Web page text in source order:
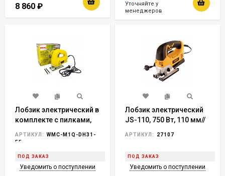
8 860 ₽
Уточняйте у
менеджеров
Лобзик электрический в
комплекте с пилками,
ход/мин,глубина
стали-20мм)
АРТИКУЛ:
WMC-M1Q-DH31-
55
ПОД ЗАКАЗ
Уведомить о поступлении
Лобзик электрический
JS-110, 750 Вт, 110 мм//
АРТИКУЛ: 27107
ПОД ЗАКАЗ
Уведомить о поступлении